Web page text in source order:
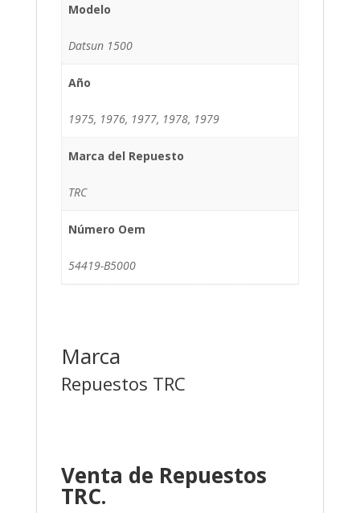
Modelo
Datsun 1500
Año
1975, 1976, 1977, 1978, 1979
Marca del Repuesto
TRC
Número Oem
54419-B5000
Marca
Repuestos TRC
Venta de Repuestos
TRC.